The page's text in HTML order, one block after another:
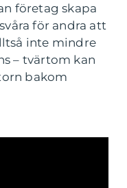
företag skapa
för andra att
inte mindre
– tvärtom kan
bakom